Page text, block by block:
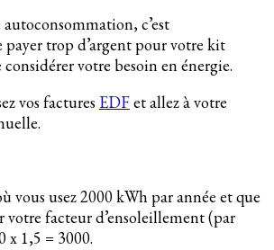
autoconsommation, c’est
trop d’argent pour votre kit
votre besoin en énergie.
vos factures EDFet allez à votre
vous usez 2000 kWh par année et que
facteur d’ensoleillement (par
x 1,5 = 3000.